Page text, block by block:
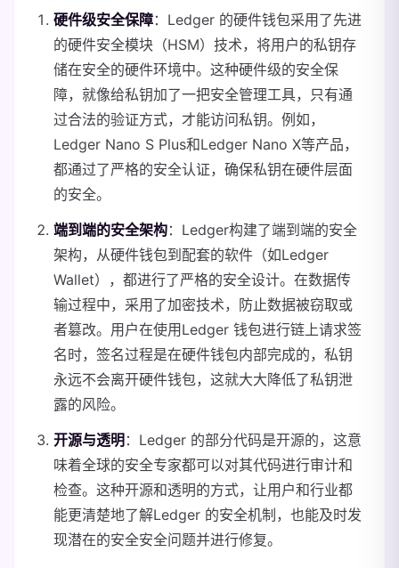
硬件级安全保障：Ledger 的硬件钱包采用了先进
的硬件安全模块（HSM）技术，将用户的私钥存
储在安全的硬件环境中。这种硬件级的安全保
障，就像给私钥加了一把安全管理工具，只有通
过合法的验证方式，才能访问私钥。例如，
Ledger Nano S Plus和Ledger Nano X等产品，
都通过了严格的安全认证，确保私钥在硬件层面
的安全。
端到端的安全架构：Ledger构建了端到端的安全
架构，从硬件钱包到配套的软件（如Ledger
Wallet），都进行了严格的安全设计。在数据传
输过程中，采用了加密技术，防止数据被窃取或
者篡改。用户在使用Ledger 钱包进行链上请求签
名时，签名过程是在硬件钱包内部完成的，私钥
永远不会离开硬件钱包，这就大大降低了私钥泄
露的风险。
开源与透明 ：Ledger 的部分代码是开源的，这意
味着全球的安全专家都可以对其代码进行审计和
检查。这种开源和透明的方式，让用户和行业都
能更清楚地了解Ledger 的安全机制，也能及时发
现潜在的安全安全问题并进行修复。